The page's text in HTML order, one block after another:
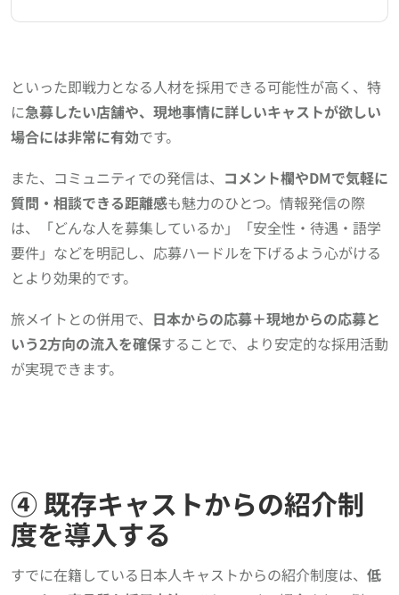
といった即戦力となる人材を採用できる可能性が高く、特
に急募したい店舗や、現地事情に詳しいキャストが欲しい
場合には非常に有効です。
また、コミュニティでの発信は、 コメント欄やDMで気軽に
質問・相談できる距離感も魅力のひとつ。情報発信の際
は、「どんな人を募集しているか」「安全性・待遇・語学
要件」などを明記し、応募ハードルを下げるよう心がける
とより効果的です。
旅メイトとの併用で、 日本からの応募＋現地からの応募と
いう2方向の流入を確保することで、より安定的な採用活動
が実現できます。
④ 既存キャストからの紹介制
度を導入する
すでに在籍している日本人キャストからの紹介制度は、 低